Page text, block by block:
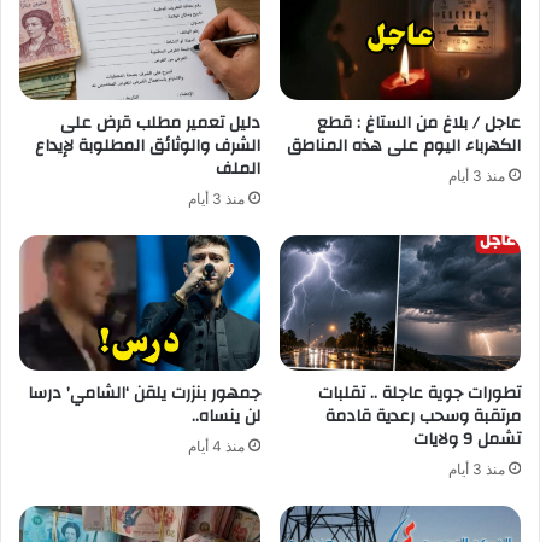
عاجل / بلاغ من الستاغ : قطع
الكهرباء اليوم على هذه المناطق
منذ 3 أيام
دليل تعمير مطلب قرض على
الشرف والوثائق المطلوبة لإيداع
الملف
منذ 3 أيام
تطورات جوية عاجلة .. تقلبات
مرتقبة وسحب رعدية قادمة
تشمل 9 ولايات
منذ 3 أيام
جمهور بنزرت يلقن ‘الشامي’ درسا
لن ينساه..
منذ 4 أيام